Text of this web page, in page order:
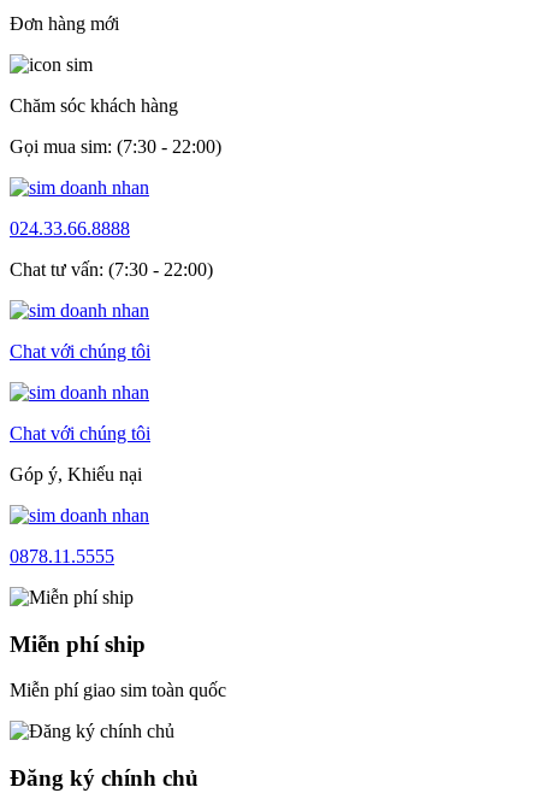
Đơn hàng mới
Chăm sóc khách hàng
Gọi mua sim: (7:30 - 22:00)
024.33.66.8888
Chat tư vấn: (7:30 - 22:00)
Chat với chúng tôi
Chat với chúng tôi
Góp ý, Khiếu nại
0878.11.5555
Miễn phí ship
Miễn phí giao sim toàn quốc
Đăng ký chính chủ